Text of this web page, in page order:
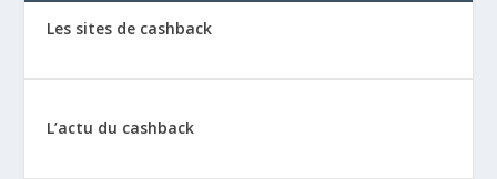
Les sites de cashback
L’actu du cashback